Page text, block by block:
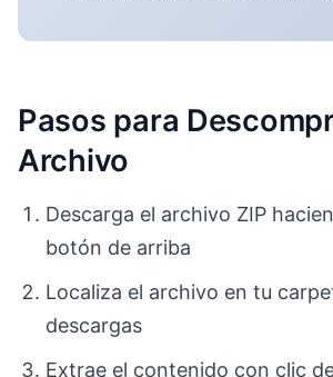
Pasos para
Archivo
Descarga el archivo ZIP
botón de arriba
Localiza el archivo en tu
descargas
Extrae el contenido con clic